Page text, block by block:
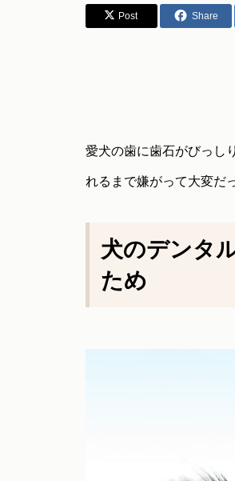
Post Share
愛犬の歯に歯石がびっし
れるまで嫌がって大変だ
犬のデンタ
ため